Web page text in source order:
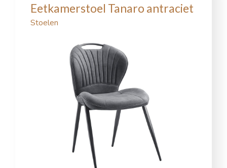
Eetkamerstoel Tanaro antraciet
Stoelen